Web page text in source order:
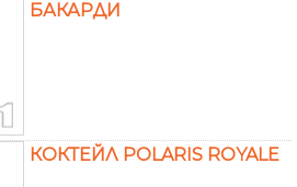
БАКАРДИ
КОКТЕЙЛ POLARIS ROYALE